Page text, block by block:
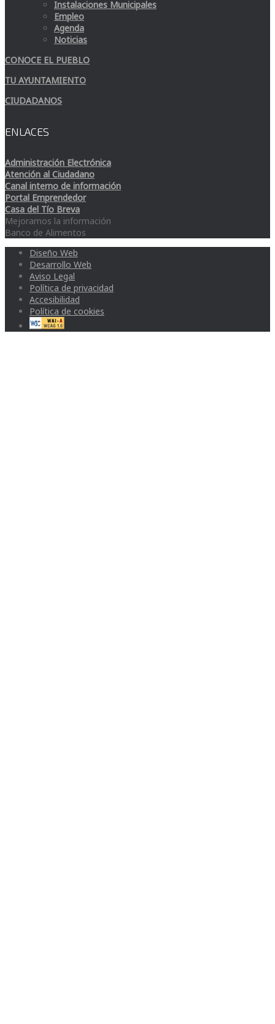
Instalaciones Municipales
Empleo
Agenda
Noticias
CONOCE EL PUEBLO
TU AYUNTAMIENTO
CIUDADANOS
ENLACES
Administración Electrónica
Atención al Ciudadano
Canal interno de información
Portal Emprendedor
Casa del Tío Breva
Mejoramos la información
Banco de Alimentos
Diseño Web
Desarrollo Web
Aviso Legal
Política de privacidad
Accesibilidad
Política de cookies